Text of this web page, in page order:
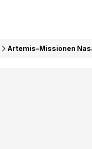
Artemis-Missionen